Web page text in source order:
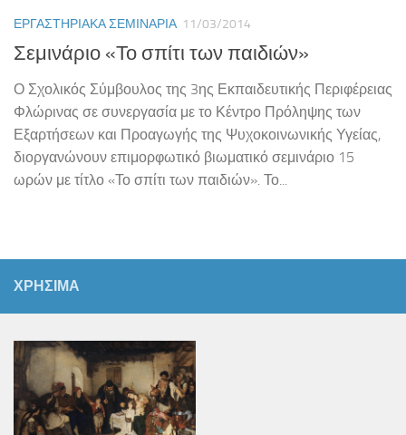
ΕΡΓΑΣΤΗΡΙΑΚΆ ΣΕΜΙΝΆΡΙΑ 11/03/2014
Σεμινάριο «Το σπίτι των παιδιών»
Ο Σχολικός Σύμβουλος της 3ης Εκπαιδευτικής Περιφέρειας
Φλώρινας σε συνεργασία με το Κέντρο Πρόληψης των
Εξαρτήσεων και Προαγωγής της Ψυχοκοινωνικής Υγείας,
διοργανώνουν επιμορφωτικό βιωματικό σεμινάριο 15
ωρών με τίτλο «Το σπίτι των παιδιών». Το...
ΧΡΗΣΙΜΑ